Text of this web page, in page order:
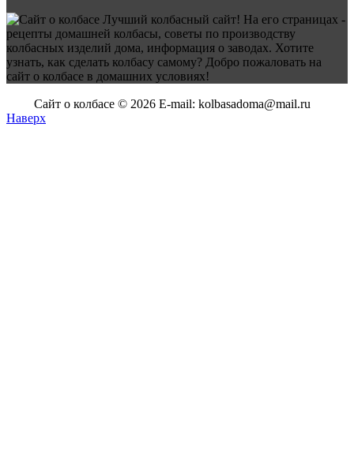
Лучший колбасный сайт! На его страницах -
рецепты домашней колбасы, советы по производству
колбасных изделий дома, информация о заводах. Хотите
узнать, как сделать колбасу самому? Добро пожаловать на
сайт о колбасе в домашних условиях!
Сайт о колбасе © 2026 E-mail: kolbasadoma@mail.ru
Наверх